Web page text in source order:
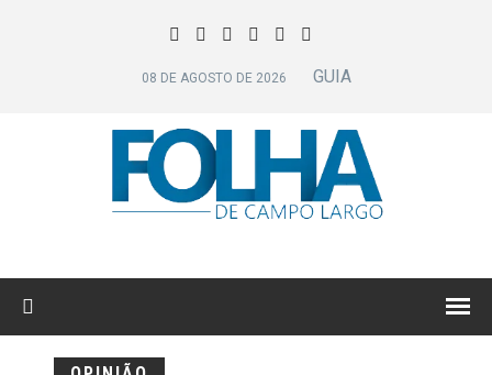
08 DE AGOSTO DE 2026 GUIA